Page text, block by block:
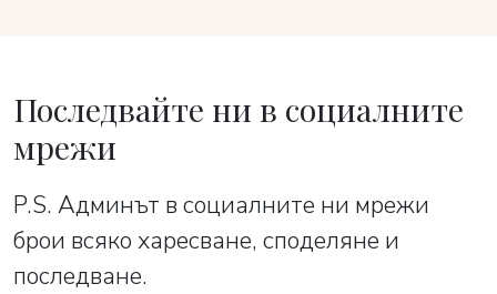
Последвайте ни в социалните
мрежи
P.S. Админът в социалните ни мрежи
брои всяко харесване, споделяне и
последване.